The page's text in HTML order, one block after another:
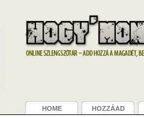
HOME HOZZÁAD